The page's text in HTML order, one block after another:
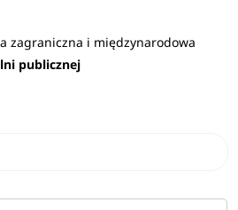
zagraniczna i międzynarodowa
publicznej